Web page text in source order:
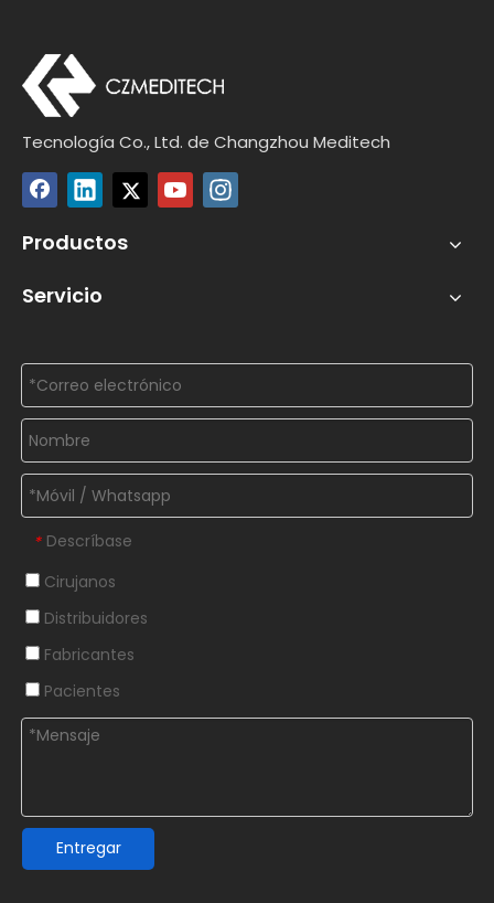
Tecnología Co., Ltd. de Changzhou Meditech
Productos
Servicio
* Descríbase
Cirujanos
Distribuidores
Fabricantes
Pacientes
Entregar